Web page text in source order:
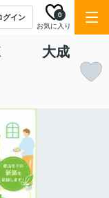
グイン
お気に入り
0
大成